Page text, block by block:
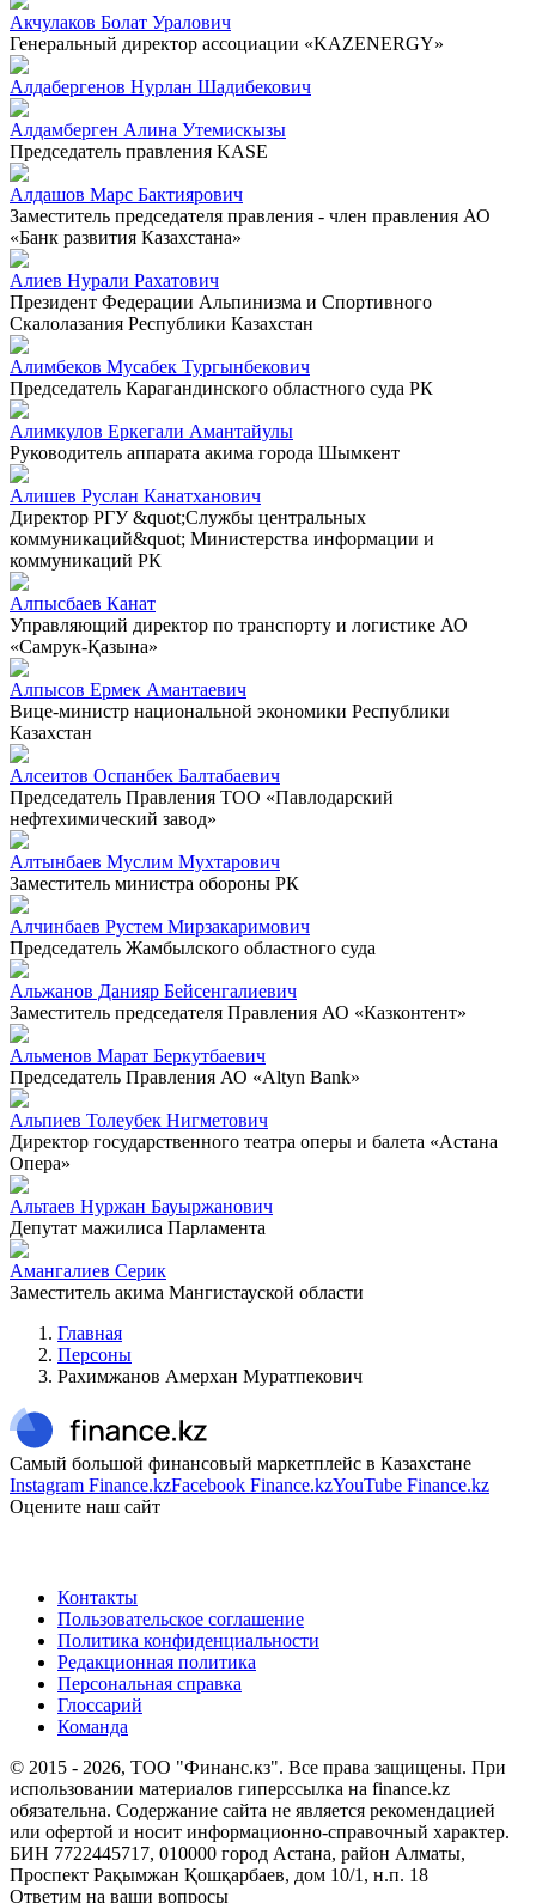
Акчулаков Болат Уралович
Генеральный директор ассоциации «KAZENERGY»
Алдабергенов Нурлан Шадибекович
Алдамберген Алина Утемискызы
Председатель правления KASE
Алдашов Марс Бактиярович
Заместитель председателя правления - член правления АО
«Банк развития Казахстана»
Алиев Нурали Рахатович
Президент Федерации Альпинизма и Спортивного
Скалолазания Республики Казахстан
Алимбеков Мусабек Тургынбекович
Председатель Карагандинского областного суда РК
Алимкулов Еркегали Амантайулы
Руководитель аппарата акима города Шымкент
Алишев Руслан Канатханович
Директор РГУ &quot;Службы центральных
коммуникаций&quot; Министерства информации и
коммуникаций РК
Алпысбаев Канат
Управляющий директор по транспорту и логистике АО
«Самрук-Қазына»
Алпысов Ермек Амантаевич
Вице-министр национальной экономики Республики
Казахстан
Алсеитов Оспанбек Балтабаевич
Председатель Правления ТОО «Павлодарский
нефтехимический завод»
Алтынбаев Муслим Мухтарович
Заместитель министра обороны РК
Алчинбаев Рустем Мирзакаримович
Председатель Жамбылского областного суда
Альжанов Данияр Бейсенгалиевич
Заместитель председателя Правления АО «Казконтент»
Альменов Марат Беркутбаевич
Председатель Правления АО «Altyn Bank»
Альпиев Толеубек Нигметович
Директор государственного театра оперы и балета «Астана
Опера»
Альтаев Нуржан Бауыржанович
Депутат мажилиса Парламента
Амангалиев Серик
Заместитель акима Мангистауской области
Главная
Персоны
Рахимжанов Амерхан Муратпекович
Самый большой финансовый маркетплейс в Казахстане
Instagram Finance.kzFacebook Finance.kzYouTube Finance.kz
Оцените наш сайт
Контакты
Пользовательское соглашение
Политика конфиденциальности
Редакционная политика
Персональная справка
Глоссарий
Команда
© 2015 - 2026, ТОО "Финанс.кз". Все права защищены. При
использовании материалов гиперссылка на finance.kz
обязательна. Содержание сайта не является рекомендацией
или офертой и носит информационно-справочный характер.
БИН 7722445717, 010000 город Астана, район Алматы,
Проспект Рақымжан Қошқарбаев, дом 10/1, н.п. 18
Ответим на ваши вопросы